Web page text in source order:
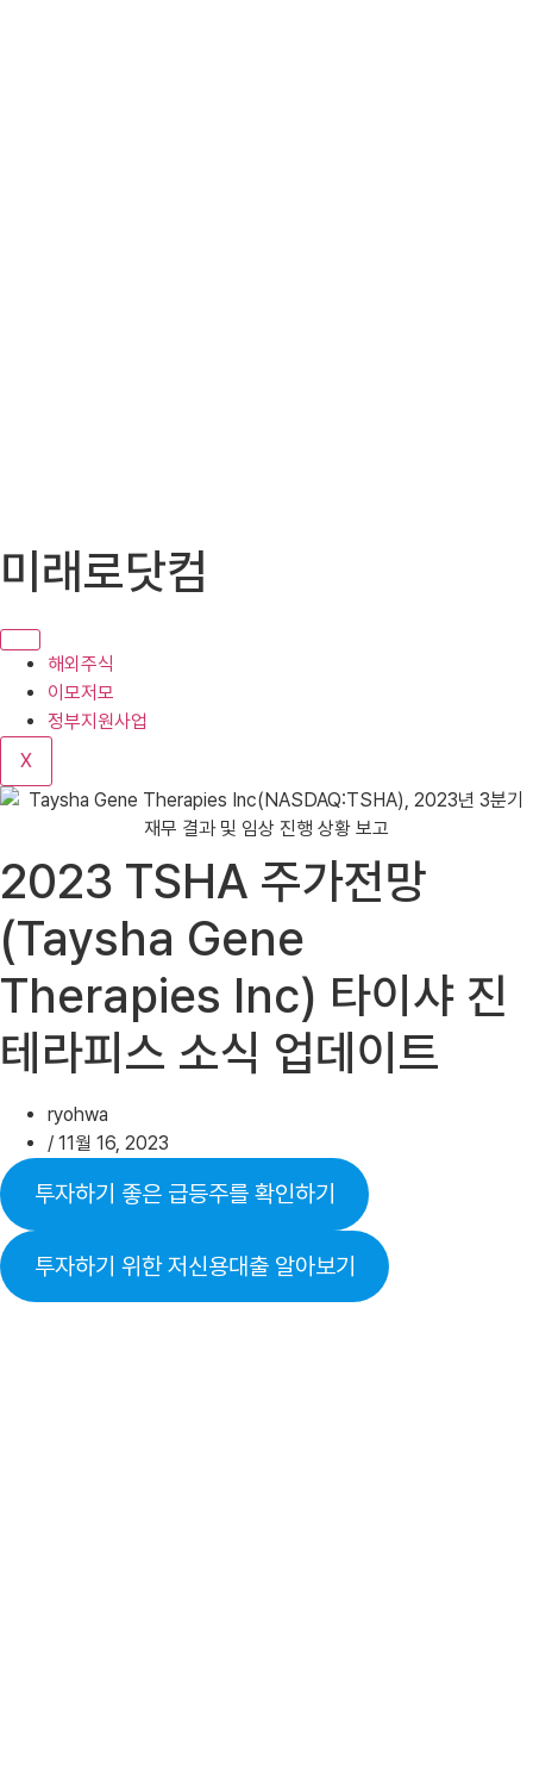
텐
로
기
미래로닷컴
해외주식
이모저모
정부지원사업
X
2023 TSHA 주가전망
(Taysha Gene
Therapies Inc) 타이샤 진
테라피스 소식 업데이트
ryohwa
/ 11월 16, 2023
투자하기 좋은 급등주를 확인하기
투자하기 위한 저신용대출 알아보기